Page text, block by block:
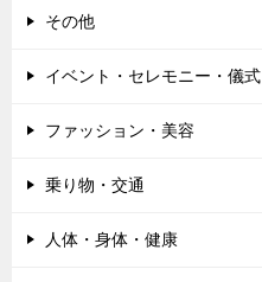
その他
イベント・セレモニー・儀式
ファッション・美容
乗り物・交通
人体・身体・健康